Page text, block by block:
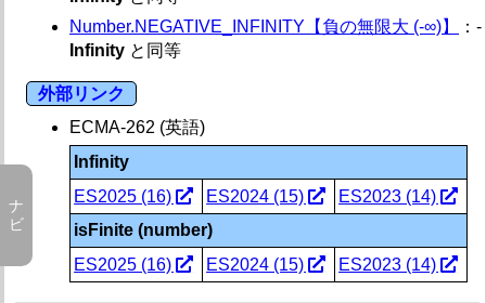
エンコード・デコード
エンコード・デコード 概要
Array【配列】
～Array【型指定配列ビュー (%TypedArray%)】
ArrayBuffer【バイナリデータ配列】
Atomics【不可分操作】
BigInt【任意精度整数】
Number.NEGATIVE_INFINITY【負の無限大 (-∞)】
：-
Infinity と同等
外部リンク
ECMA-262 (英語)
Infinity
ES2025 (16)
ES2024 (15)
ES2023 (14)
isFinite (number)
ES2025 (16)
ES2024 (15) ES2023 (14)